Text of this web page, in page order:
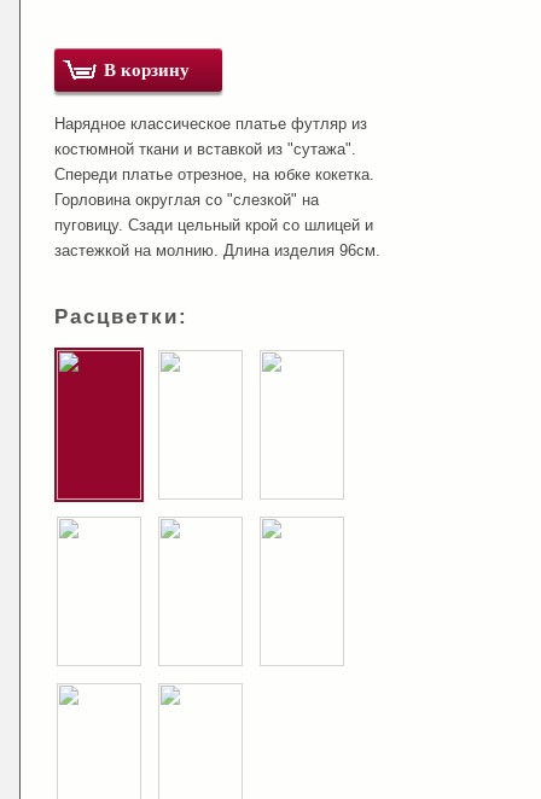
В корзину
Нарядное классическое платье футляр из
костюмной ткани и вставкой из "сутажа".
Спереди платье отрезное, на юбке кокетка.
Горловина округлая со "слезкой" на
пуговицу. Сзади цельный крой со шлицей и
застежкой на молнию. Длина изделия 96см.
Расцветки: